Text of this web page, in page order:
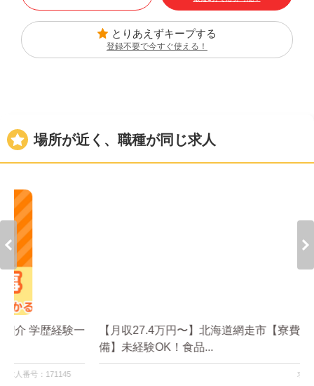
とりあえずキープする
登録不要で今すぐ使える！
場所が近く、職種が同じ求人
【月収27.4万円〜】北海道網走市【寮費無料個室完
備】未経験OK！食品...